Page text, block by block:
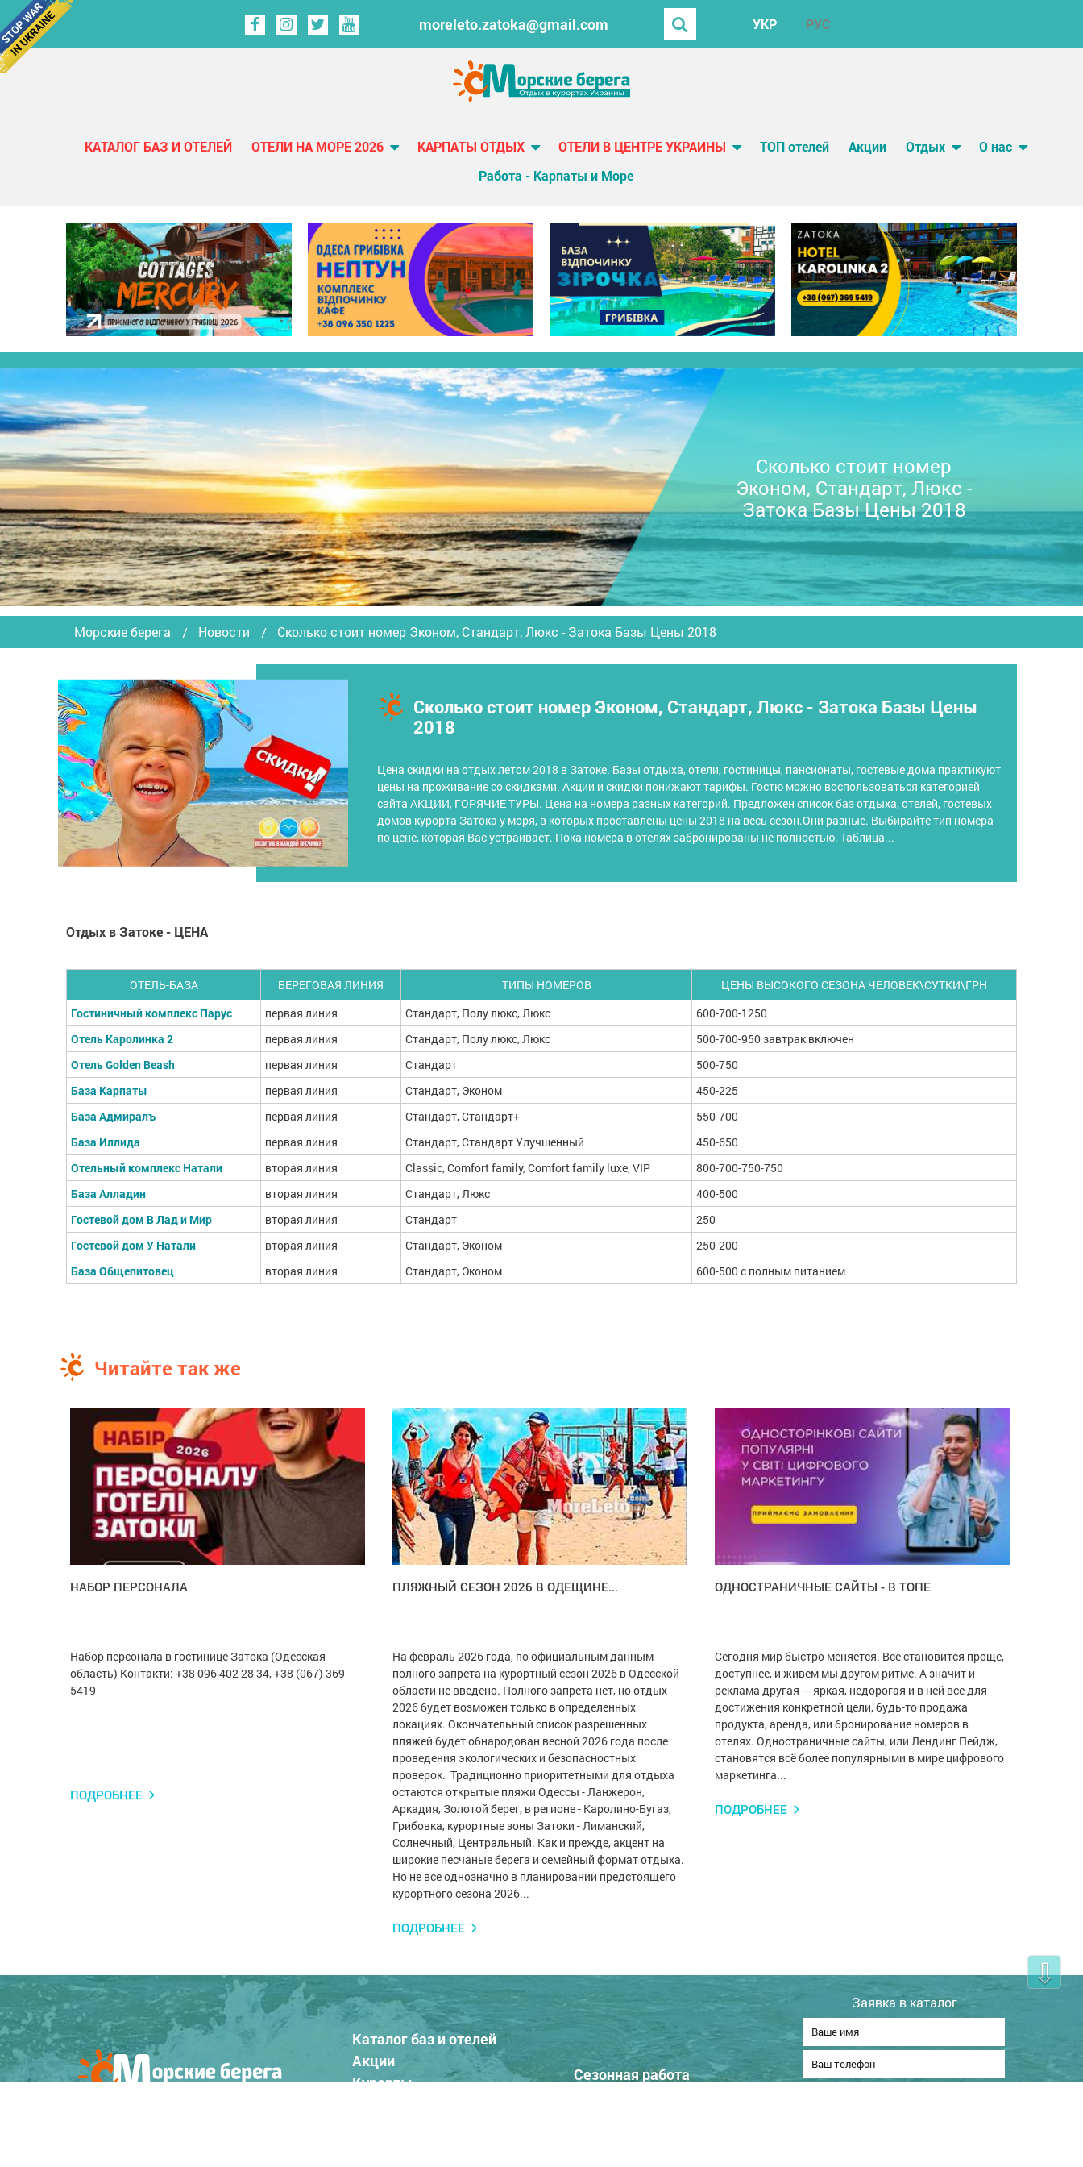
moreleto.zatoka@gmail.com УКР РУС
КАТАЛОГ БАЗ И ОТЕЛЕЙ ОТЕЛИ НА МОРЕ 2026 КАРПАТЫ ОТДЫХ ОТЕЛИ В ЦЕНТРЕ УКРАИНЫ ТОП отелей Акции Отдых
О нас
Работа - Карпаты и Море
Сколько стоит номер
Эконом, Стандарт, Люкс -
Затока Базы Цены 2018
Морские берега Новости Сколько стоит номер Эконом, Стандарт, Люкс - Затока Базы Цены 2018
Сколько стоит номер Эконом, Стандарт, Люкс - Затока Базы Цены
2018
Цена скидки на отдых летом 2018 в Затоке. Базы отдыха, отели, гостиницы, пансионаты, гостевые дома практикуют
цены на проживание со скидками. Акции и скидки понижают тарифы. Гостю можно воспользоваться категорией
сайта АКЦИИ, ГОРЯЧИЕ ТУРЫ. Цена на номера разных категорий. Предложен список баз отдыха, отелей, гостевых
домов курорта Затока у моря, в которых проставлены цены 2018 на весь сезон.Они разные. Выбирайте тип номера
по цене, которая Вас устраивает. Пока номера в отелях забронированы не полностью. Таблица...
Отдых в Затоке - ЦЕНА
ОТЕЛЬ-БАЗА БЕРЕГОВАЯ ЛИНИЯ ТИПЫ НОМЕРОВ
ЦЕНЫ ВЫСОКОГО СЕЗОНА ЧЕЛОВЕК\СУТКИ\ГРН
Гостиничный комплекс Парус
первая линия Стандарт, Полу люкс, Люкс
600-700-1250
Отель Каролинка 2
первая линия Стандарт, Полу люкс, Люкс
500-700-950 завтрак включен
Отель Golden Beash
первая линия Стандарт
500-750
База Карпаты
первая линия Стандарт, Эконом
450-225
База Адмиралъ
первая линия Стандарт, Стандарт+
550-700
База Иллида
первая линия Стандарт, Стандарт Улучшенный
450-650
Отельный комплекс Натали
вторая линия Classic, Comfort family, Comfort family luxe, VIP
800-700-750-750
База Алладин
вторая линия Стандарт, Люкс
400-500
Гостевой дом В Лад и Мир
вторая линия Стандарт
250
Гостевой дом У Натали
вторая линия Стандарт, Эконом
250-200
База Общепитовец
вторая линия Стандарт, Эконом 600-500 с полным питанием
Читайте так же
НАБОР ПЕРСОНАЛА
Набор персонала в гостинице Затока (Одесская
область) Контакти: +38 096 402 28 34, +38 (067) 369
5419
ПОДРОБНЕЕ
ПЛЯЖНЫЙ СЕЗОН 2026 В ОДЕЩИНЕ...
На февраль 2026 года, по официальным данным
полного запрета на курортный сезон 2026 в Одесской
области не введено. Полного запрета нет, но отдых
2026 будет возможен только в определенных
локациях. Окончательный список разрешенных
пляжей будет обнародован весной 2026 года после
проведения экологических и безопасностных
проверок. Традиционно приоритетными для отдыха
остаются открытые пляжи Одессы - Ланжерон,
Аркадия, Золотой берег, в регионе - Каролино-Бугаз,
Грибовка, курортные зоны Затоки - Лиманский,
Солнечный, Центральный. Как и прежде, акцент на
широкие песчаные берега и семейный формат отдыха.
Но не все однозначно в планировании предстоящего
курортного сезона 2026...
ПОДРОБНЕЕ
ОДНОСТРАНИЧНЫЕ САЙТЫ - В ТОПЕ
Сегодня мир быстро меняется. Все становится проще,
доступнее, и живем мы другом ритме. А значит и
реклама другая — яркая, недорогая и в ней все для
достижения конкретной цели, будь-то продажа
продукта, аренда, или бронирование номеров в
отелях. Одностраничные сайты, или Лендинг Пейдж,
становятся всё более популярными в мире цифрового
маркетинга...
ПОДРОБНЕЕ
Каталог баз и отелей
Акции
Курорты
Сезонная работа
Заявка в каталог
⇩